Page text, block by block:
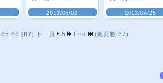
2013/05/02 2013/04/25
65 66 [67] 下一頁 5 End (總頁數:67)